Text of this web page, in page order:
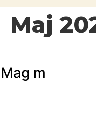
Maj
Mag m